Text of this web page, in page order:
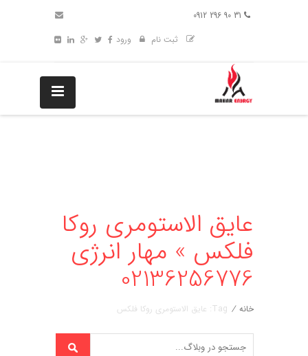
ثبت نام
ورود
عایق الاستومری روکا
فلکس » مهار انرژی
02136256776
خانه / Tag: عایق الاستومری روکا فلکس